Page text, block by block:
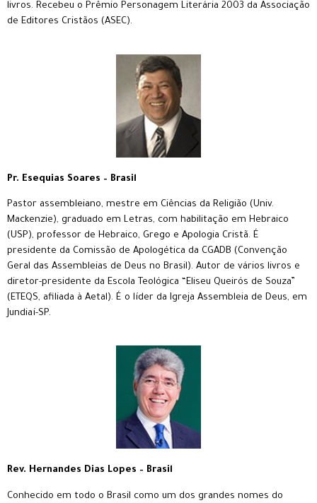
livros. Recebeu o Prêmio Personagem Literária 2003 da Associação
de Editores Cristãos (ASEC).
Pr. Esequias Soares – Brasil
Pastor assembleiano, mestre em Ciências da Religião (Univ.
Mackenzie), graduado em Letras, com habilitação em Hebraico
(USP), professor de Hebraico, Grego e Apologia Cristã. É
presidente da Comissão de Apologética da CGADB (Convenção
Geral das Assembleias de Deus no Brasil). Autor de vários livros e
diretor-presidente da Escola Teológica “Eliseu Queirós de Souza”
(ETEQS, afiliada à Aetal). É o líder da Igreja Assembleia de Deus, em
Jundiaí-SP.
Rev. Hernandes Dias Lopes – Brasil
Conhecido em todo o Brasil como um dos grandes nomes do